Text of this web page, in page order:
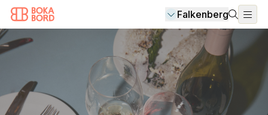
Falkenberg